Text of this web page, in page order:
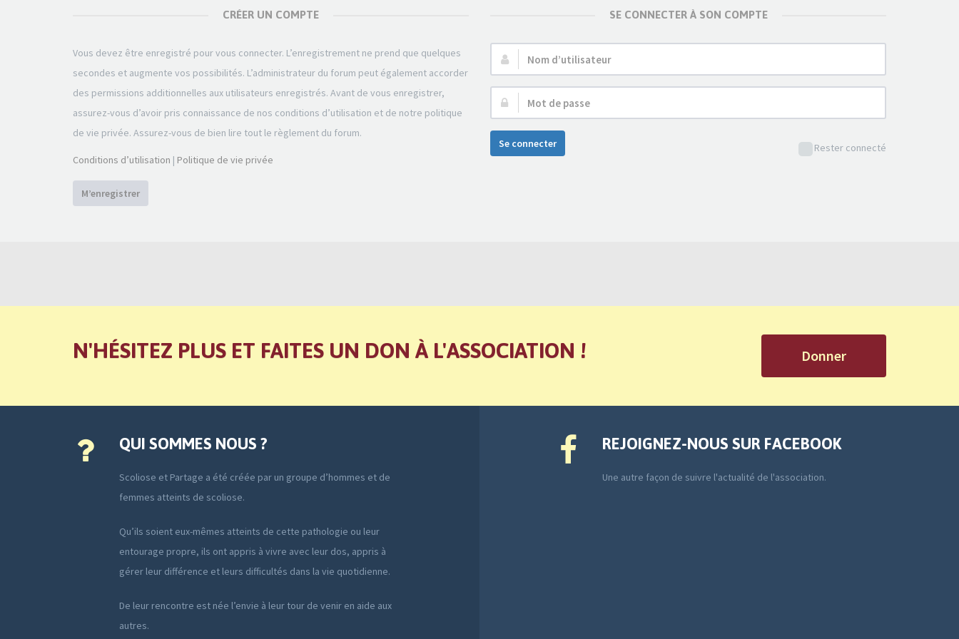
CRÉER UN COMPTE
Vous devez être enregistré pour vous connecter. L’enregistrement ne prend que quelques
secondes et augmente vos possibilités. L’administrateur du forum peut également accorder
des permissions additionnelles aux utilisateurs enregistrés. Avant de vous enregistrer,
assurez-vous d’avoir pris connaissance de nos conditions d’utilisation et de notre politique
de vie privée. Assurez-vous de bien lire tout le règlement du forum.
Conditions d’utilisation | Politique de vie privée
M’enregistrer
SE CONNECTER À SON COMPTE
Nom
d’utilisateur :
Mot
de
passe :
Rester connecté
Se connecter
N'HÉSITEZ PLUS ET FAITES UN DON À L'ASSOCIATION ! Donner
QUI SOMMES NOUS ?
Scoliose et Partage a été créée par un groupe d’hommes et de
femmes atteints de scoliose.
Qu’ils soient eux-mêmes atteints de cette pathologie ou leur
entourage propre, ils ont appris à vivre avec leur dos, appris à
gérer leur différence et leurs difficultés dans la vie quotidienne.
De leur rencontre est née l’envie à leur tour de venir en aide aux
autres.
REJOIGNEZ-NOUS SUR FACEBOOK
Une autre façon de suivre l'actualité de l'association.